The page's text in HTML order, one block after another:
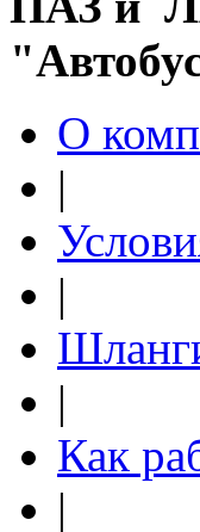
О
|
|
|
Как
|